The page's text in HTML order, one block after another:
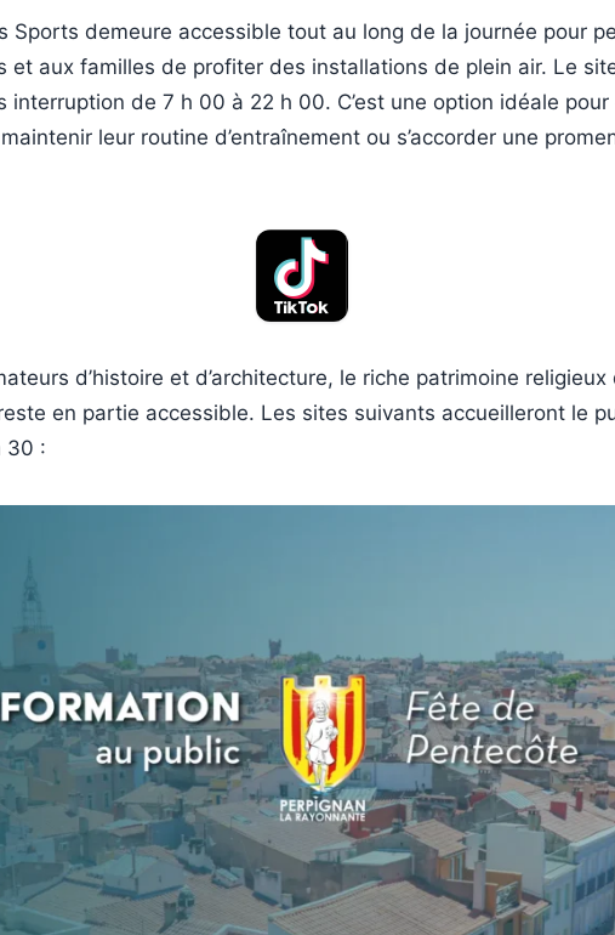
Sports demeure accessible tout au long de la journée pour
et aux familles de profiter des installations de plein air. Le
interruption de 7 h 00 à 22 h 00. C’est une option idéale pour
leur routine d’entraînement ou s’accorder une
d’histoire et d’architecture, le riche patrimoine religieux
en partie accessible. Les sites suivants accueilleront le
30 :